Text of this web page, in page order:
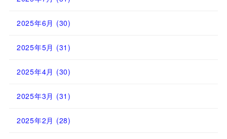
2025年6月 (30)
2025年5月 (31)
2025年4月 (30)
2025年3月 (31)
2025年2月 (28)